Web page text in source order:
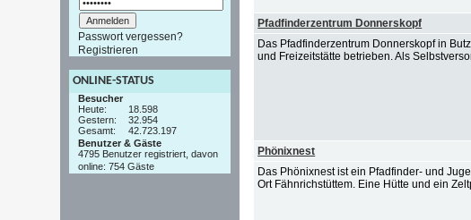
Passwort vergessen?
Registrieren
ONLINE-STATUS
Besucher
Heute:
18.598
Gestern:
32.954
Gesamt:
42.723.197
Benutzer & Gäste
4795 Benutzer registriert, davon
online: 754 Gäste
Pfadfinderzentrum Donnerskopf
Das Pfadfinderzentrum Donnerskopf in
und Freizeitstätte betrieben. Als
Phönixnest
Das Phönixnest ist ein Pfadfinder- und
Ort Fähnrichstüttem. Eine Hütte und ein